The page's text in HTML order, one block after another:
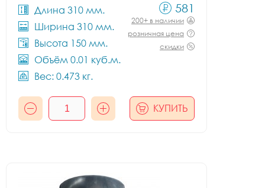
Длина 310 мм.
Ширина 310 мм.
Высота 150 мм.
Объём 0.01 куб.м.
Вес: 0.473 кг.
581
200+ в наличии
розничная цена
скидки
КУПИТЬ